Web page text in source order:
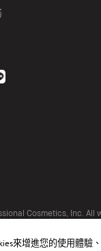
Cosmetics, Inc. All
來增進您的使用體驗